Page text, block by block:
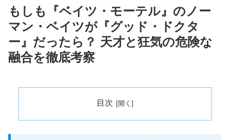
もしも『ベイツ・モーテル』のノー
マン・ベイツが『グッド・ドクタ
ー』だったら？ 天才と狂気の危険な
融合を徹底考察
目次